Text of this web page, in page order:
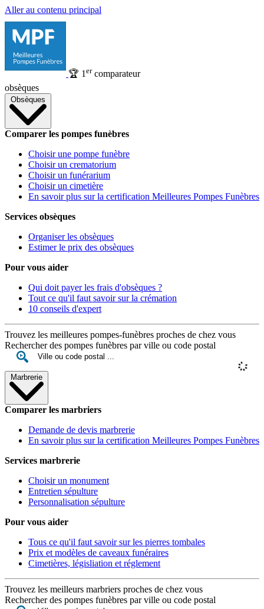
Aller au contenu principal
🏆 1 ercomparateur
obsèques
Obsèques
Comparer les pompes funèbres
Choisir une pompe funèbre
Choisir un crematorium
Choisir un funérarium
Choisir un cimetière
En savoir plus sur la certification Meilleures Pompes Funèbres
Services obsèques
Organiser les obsèques
Estimer le prix des obsèques
Pour vous aider
Qui doit payer les frais d'obsèques ?
Tout ce qu'il faut savoir sur la crémation
10 conseils d'expert
Trouvez les meilleures pompes-funèbres proches de chez vous
Rechercher des pompes funèbres par ville ou code postal
Marbrerie
Comparer les marbriers
Demande de devis marbrerie
En savoir plus sur la certification Meilleures Pompes Funèbres
Services marbrerie
Choisir un monument
Entretien sépulture
Personnalisation sépulture
Pour vous aider
Tous ce qu'il faut savoir sur les pierres tombales
Prix et modèles de caveaux funéraires
Cimetières, législiation et réglement
Trouvez les meilleurs marbriers proches de chez vous
Rechercher des pompes funèbres par ville ou code postal